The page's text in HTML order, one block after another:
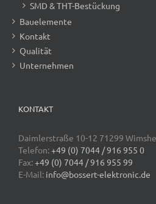
SMD & THT-Bestückung
Bauelemente
Kontakt
Qualität
Unternehmen
KONTAKT
Daimlerstraße 10-12 71299
Telefon:+49 (0) 7044 / 916 955 0
Fax:+49 (0) 7044 / 916 955 99
E-Mail: info@bossert-elektronic.de